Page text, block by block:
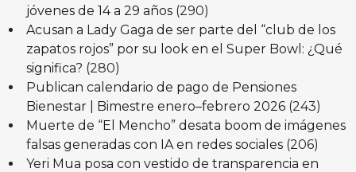
jóvenes de 14 a 29 años (290)
Acusan a Lady Gaga de ser parte del “club de los
zapatos rojos” por su look en el Super Bowl: ¿Qué
significa? (280)
Publican calendario de pago de Pensiones
Bienestar | Bimestre enero–febrero 2026 (243)
Muerte de “El Mencho” desata boom de imágenes
falsas generadas con IA en redes sociales (206)
Yeri Mua posa con vestido de transparencia en